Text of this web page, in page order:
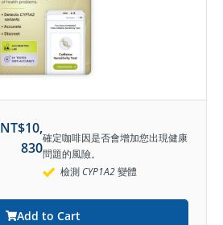
NT$10,
830
確定咖啡因是否會增加您出現健康
問題的風險。
檢測 CYP1A2變體
Add to Cart